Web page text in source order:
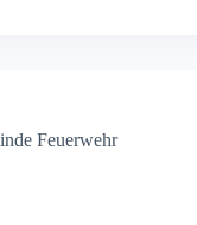
Feuerwehr